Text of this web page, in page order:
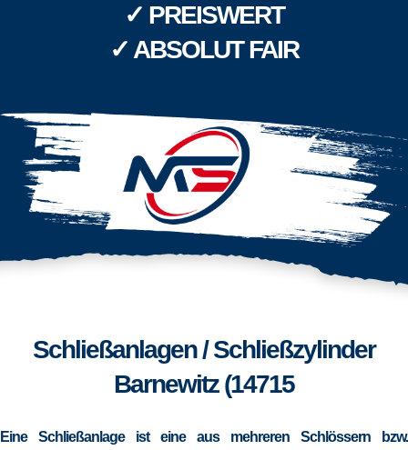
✓ PREISWERT
✓ ABSOLUT FAIR
Schließanlagen / Schließzylinder
Barnewitz (14715
Eine Schließanlage ist eine aus mehreren Schlössern bzw.